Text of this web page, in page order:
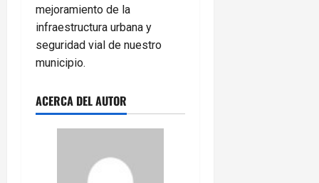
mejoramiento de la
infraestructura urbana y
seguridad vial de nuestro
municipio.
ACERCA DEL AUTOR